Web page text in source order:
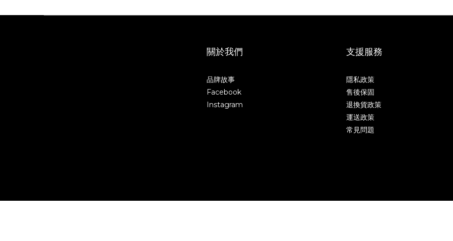
關於我們
品牌故事
Facebook
Instagram
支援服務
隱私政策
售後保固
退換貨政策
運送政策
常見問題